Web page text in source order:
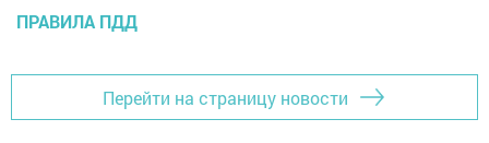
ПРАВИЛА ПДД
Перейти на страницу новости